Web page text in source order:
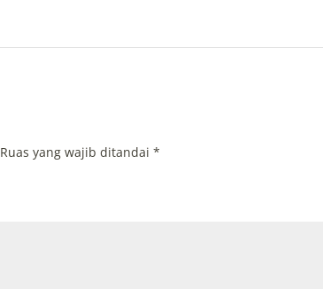
Ruas yang wajib ditandai*